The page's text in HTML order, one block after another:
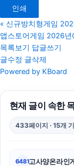
인쇄
« 신규방치형게임
앱스토어게임 2026
목록보기 답글쓰기
글수정 글삭제
Powered by KBoard
현재 글이 속한
433페이지 · 15개
6481고사양온라인